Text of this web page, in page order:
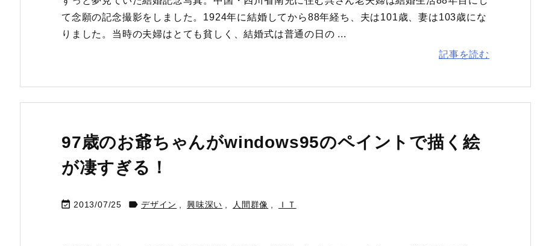
て念願の記念撮影をしました。1924年に結婚してから88年経ち、夫は101歳、妻は103歳にな
りました。当時の夫婦はとても貧しく、結婚式は普通の日の ...
記事を読む
97歳のお爺ちゃんがwindows95のペイントで描く絵
が凄すぎる！
 2013/07/25  デザイン 興味深い 人間群像 ＩＴ